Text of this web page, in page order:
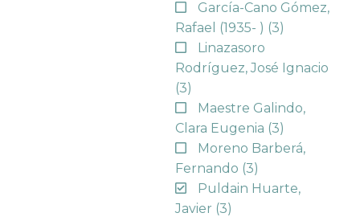
García-Cano Gómez,
Rafael (1935- ) (3)
Linazasoro
Rodríguez, José Ignacio
(3)
Maestre Galindo,
Clara Eugenia (3)
Moreno Barberá,
Fernando (3)
Puldain Huarte,
Javier (3)